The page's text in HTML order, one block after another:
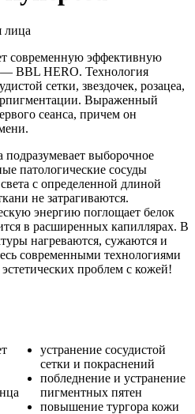
современную эффективную
— BBL HERO. Технология
сетки, звездочек, розацеа,
Выраженный
сеанса, причем он
выборочное
патологические сосуды
с определенной длиной
не затрагиваются.
энергию поглощает белок
в расширенных капиллярах. В
нагреваются, сужаются и
современными технологиями
проблем с кожей!
устранение сосудистой
сетки и покраснений
побледнение и устранение
пигментных пятен
повышение тургора кожи